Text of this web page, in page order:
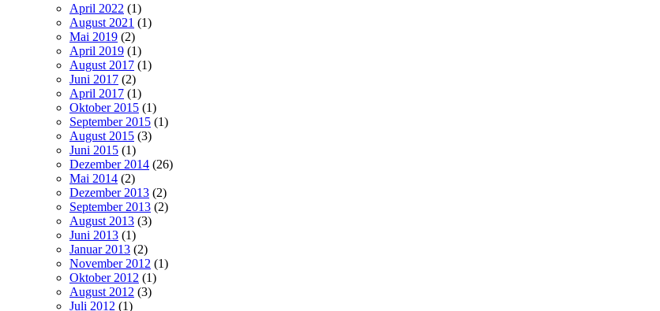
April 2022 (1)
August 2021 (1)
Mai 2019 (2)
April 2019 (1)
August 2017 (1)
Juni 2017 (2)
April 2017 (1)
Oktober 2015 (1)
September 2015 (1)
August 2015 (3)
Juni 2015 (1)
Dezember 2014 (26)
Mai 2014 (2)
Dezember 2013 (2)
September 2013 (2)
August 2013 (3)
Juni 2013 (1)
Januar 2013 (2)
November 2012 (1)
Oktober 2012 (1)
August 2012 (3)
Juli 2012 (1)